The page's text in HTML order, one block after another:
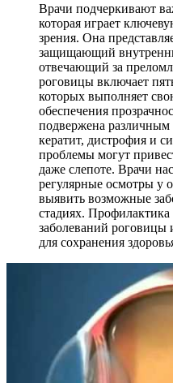
Врачи подчеркивают
которая играет
зрения. Она
защищающий
отвечающий за
роговицы включает
которых выполняет
обеспечения
подвержена различным
кератит, дистрофия и
проблемы могут
даже слепоте. Врачи
регулярные осмотры у
выявить возможные
стадиях.
заболеваний
для сохранения